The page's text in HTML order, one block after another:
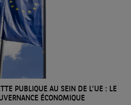
PUBLIQUE AU SEIN DE L’UE : LE
ÉCONOMIQUE